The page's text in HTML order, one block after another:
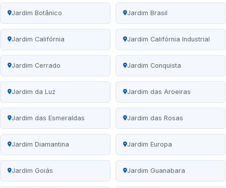
Jardim Botânico Jardim Brasil
Jardim Califórnia Jardim Califórnia Industrial
Jardim Cerrado Jardim Conquista
Jardim da Luz Jardim das Aroeiras
Jardim das Esmeraldas Jardim das Rosas
Jardim Diamantina Jardim Europa
Jardim Goiás Jardim Guanabara